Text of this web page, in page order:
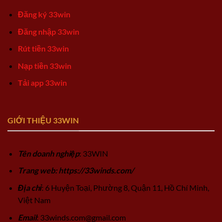
Đăng ký 33win
Đăng nhập 33win
Rút tiền 33win
Nạp tiền 33win
Tải app 33win
GIỚI THIỆU 33WIN
Tên doanh nghiệp: 33WIN
Trang web: https://33winds.com/
Địa chỉ: 6 Huyện Toại, Phường 8, Quận 11, Hồ Chí Minh,
Việt Nam
Email: 33winds.com@gmail.com